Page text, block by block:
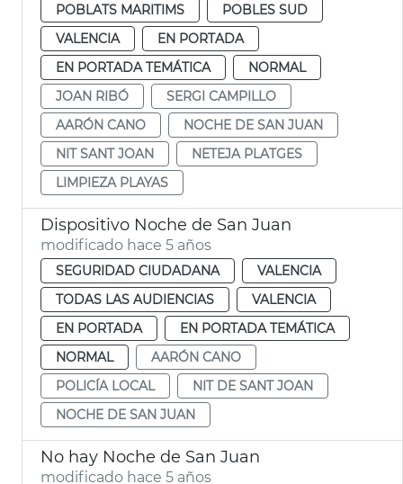
POBLATS MARITIMS
POBLES SUD
VALENCIA
EN PORTADA
EN PORTADA TEMÁTICA
NORMAL
JOAN RIBÓ
SERGI CAMPILLO
AARÓN CANO
NOCHE DE SAN JUAN
NIT SANT JOAN
NETEJA PLATGES
LIMPIEZA PLAYAS
Dispositivo Noche de San Juan
modificado hace 5 años
SEGURIDAD CIUDADANA
VALENCIA
TODAS LAS AUDIENCIAS
VALENCIA
EN PORTADA
EN PORTADA TEMÁTICA
NORMAL
AARÓN CANO
POLICÍA LOCAL
NIT DE SANT JOAN
NOCHE DE SAN JUAN
No hay Noche de San Juan
modificado hace 5 años